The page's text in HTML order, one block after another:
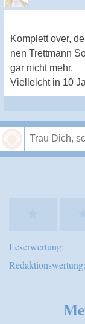
Komplett over,
nen Trettmann
gar nicht mehr.
Vielleicht in 10
Leserwertung:
Redaktionswertung: